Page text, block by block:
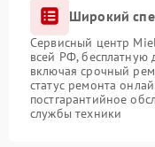
Широкий
Сервисный центр
всей РФ, бесплатную
включая срочный
статус ремонта
постгарантийное
службы техники